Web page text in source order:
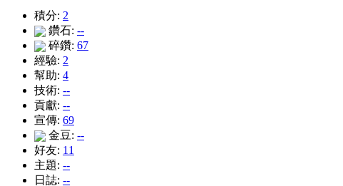
積分: 2
鑽石: --
碎鑽: 67
經驗: 2
幫助: 4
技術: --
貢獻: --
宣傳: 69
金豆: --
好友: 11
主題: --
日誌: --